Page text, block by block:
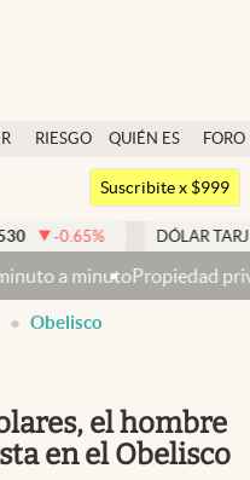
RIESGO
QUIÉN ES
QUIÉN
FORO
Argentina
México
Suscribite x $999
% DÓLAR TARJETA $
privada: con cruces y
Obelisco
el hombre
en el Obelisco